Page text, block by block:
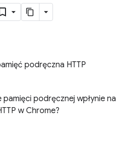
podręczna HTTP
podręcznej wpłynie na
w Chrome?